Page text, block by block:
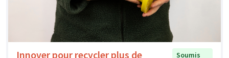
Innover pour recycler plus de Soumis